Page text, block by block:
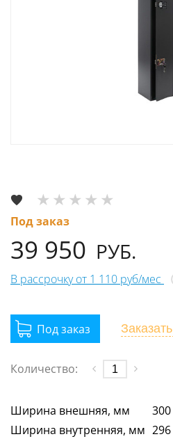
Под заказ
39 950 РУБ.
В рассрочку от 1 110 руб/мес
Заказать
Количество:
Ширина внешняя, мм
300
Ширина внутренняя, мм 296